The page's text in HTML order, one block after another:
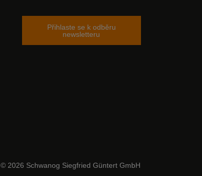
Přihlaste se k odběru
newsletteru
© 2026 Schwanog Siegfried Güntert GmbH